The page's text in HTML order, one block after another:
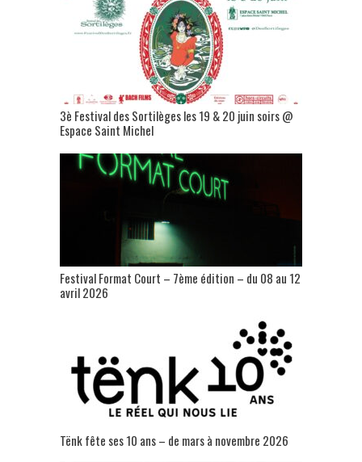
3è Festival des Sortilèges les 19 & 20 juin soirs @
Espace Saint Michel
Festival Format Court – 7ème édition – du 08 au 12
avril 2026
Tënk fête ses 10 ans – de mars à novembre 2026